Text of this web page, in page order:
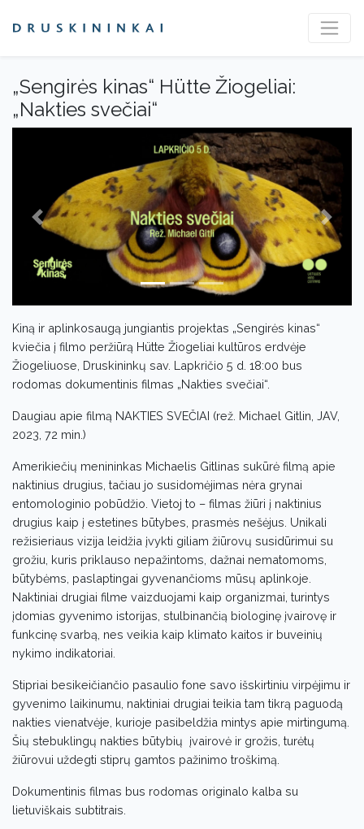
„Sengirės kinas“ Hütte Žiogeliai:
„Nakties svečiai“
Previous Next
Kiną ir aplinkosaugą jungiantis projektas „Sengirės kinas“
kviečia į filmo peržiūrą Hütte Žiogeliai kultūros erdvėje
Žiogeliuose, Druskininkų sav. Lapkričio 5 d. 18:00 bus
rodomas dokumentinis filmas „Nakties svečiai“.
Daugiau apie filmą NAKTIES SVEČIAI (rež. Michael Gitlin, JAV,
2023, 72 min.)
Amerikiečių menininkas Michaelis Gitlinas sukūrė filmą apie
naktinius drugius, tačiau jo susidomėjimas nėra grynai
entomologinio pobūdžio. Vietoj to – filmas žiūri į naktinius
drugius kaip į estetines būtybes, prasmės nešėjus. Unikali
režisieriaus vizija leidžia įvykti giliam žiūrovų susidūrimui su
grožiu, kuris priklauso nepažintoms, dažnai nematomoms,
būtybėms, paslaptingai gyvenančioms mūsų aplinkoje.
Naktiniai drugiai filme vaizduojami kaip organizmai, turintys
įdomias gyvenimo istorijas, stulbinančią biologinę įvairovę ir
funkcinę svarbą, nes veikia kaip klimato kaitos ir buveinių
nykimo indikatoriai.
Stipriai besikeičiančio pasaulio fone savo išskirtiniu virpėjimu ir
gyvenimo laikinumu, naktiniai drugiai teikia tam tikrą paguodą
nakties vienatvėje, kurioje pasibeldžia mintys apie mirtingumą.
Šių stebuklingų nakties būtybių įvairovė ir grožis, turėtų
žiūrovui uždegti stiprų gamtos pažinimo troškimą.
Dokumentinis filmas bus rodomas originalo kalba su
lietuviškais subtitrais.